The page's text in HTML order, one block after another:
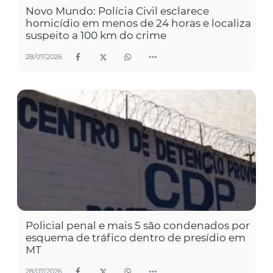
Novo Mundo: Polícia Civil esclarece
homicídio em menos de 24 horas e localiza
suspeito a 100 km do crime
28/07/2026
Policial penal e mais 5 são condenados por
esquema de tráfico dentro de presídio em
MT
28/07/2026